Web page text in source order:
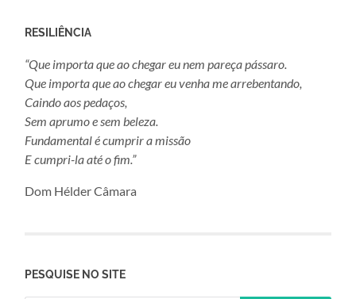
RESILIÊNCIA
“Que importa que ao chegar eu nem pareça pássaro.
Que importa que ao chegar eu venha me arrebentando,
Caindo aos pedaços,
Sem aprumo e sem beleza.
Fundamental é cumprir a missão
E cumpri-la até o fim.”
Dom Hélder Câmara
PESQUISE NO SITE